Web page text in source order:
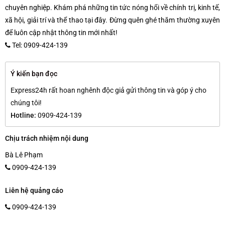
chuyên nghiệp. Khám phá những tin tức nóng hổi về chính trị, kinh tế,
xã hội, giải trí và thể thao tại đây. Đừng quên ghé thăm thường xuyên
để luôn cập nhật thông tin mới nhất!
Tel: 0909-424-139
Ý kiến bạn đọc
Express24h rất hoan nghênh độc giả gửi thông tin và góp ý cho
chúng tôi!
Hotline: 0909-424-139
Chịu trách nhiệm nội dung
Bà Lê Phạm
0909-424-139
Liên hệ quảng cáo
0909-424-139